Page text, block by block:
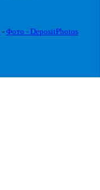
- Фото - DepositPhotos